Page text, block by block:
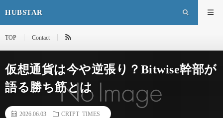
HUBSTAR
TOP Contact
仮想通貨は今や逆張り？Bitwise幹部が
語る勝ち筋とは
2026.06.03 CRTPT TIMES